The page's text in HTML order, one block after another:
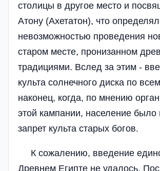
столицы в другое место и
Атону (Ахетатон), что
невозможностью проведения
старом месте, пронизанном
традициями. Вслед за этим -
культа солнечного диска по
наконец, когда, по мнению
этой кампании, население было
запрет культа старых богов.
К сожалению, введение
Древнем Египте не удалось.